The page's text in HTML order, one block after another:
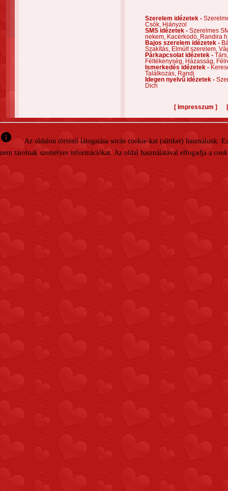
Szerelem idézetek -
Csók,
Hiányzol
SMS idézetek - Szerelmes
nekem,
Kacérkodó,
Randira
Bajos szerelem idézetek -
Szakítás,
Elmúlt szerelem,
Párkapcsolat idézetek -
Féltékenység,
Házasság,
Ismerkedés idézetek -
Találkozás,
Randi
Idegen nyelvű idézetek -
Dich
[ Impresszum ]
info
Az oldalon történő látogatása során cookie-kat (sütiket)
nem tárolnak személyes információkat. Az oldal használatával elfogadja a